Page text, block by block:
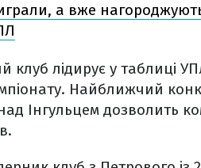
а вже
клуб лідирує у таблиці
Найближчий
Інгульцем дозволить